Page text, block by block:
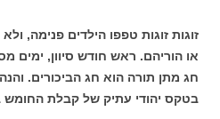
זוגות זוגות טפפו הילדים פנימה,
או הוריהם. ראש חודש סיוון, ימים
חג מתן תורה הוא חג הביכורים.
בטקס יהודי עתיק של קבלת החומש